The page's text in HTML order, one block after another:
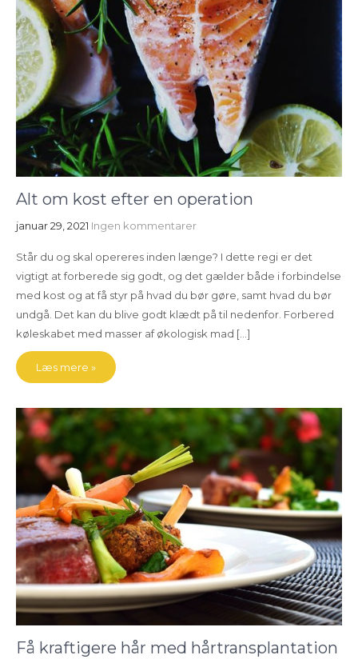
Alt om kost efter en operation
januar 29, 2021 Ingen kommentarer
Står du og skal opereres inden længe? I dette regi er det
vigtigt at forberede sig godt, og det gælder både i forbindelse
med kost og at få styr på hvad du bør gøre, samt hvad du bør
undgå. Det kan du blive godt klædt på til nedenfor. Forbered
køleskabet med masser af økologisk mad […]
Læs mere »
Få kraftigere hår med hårtransplantation